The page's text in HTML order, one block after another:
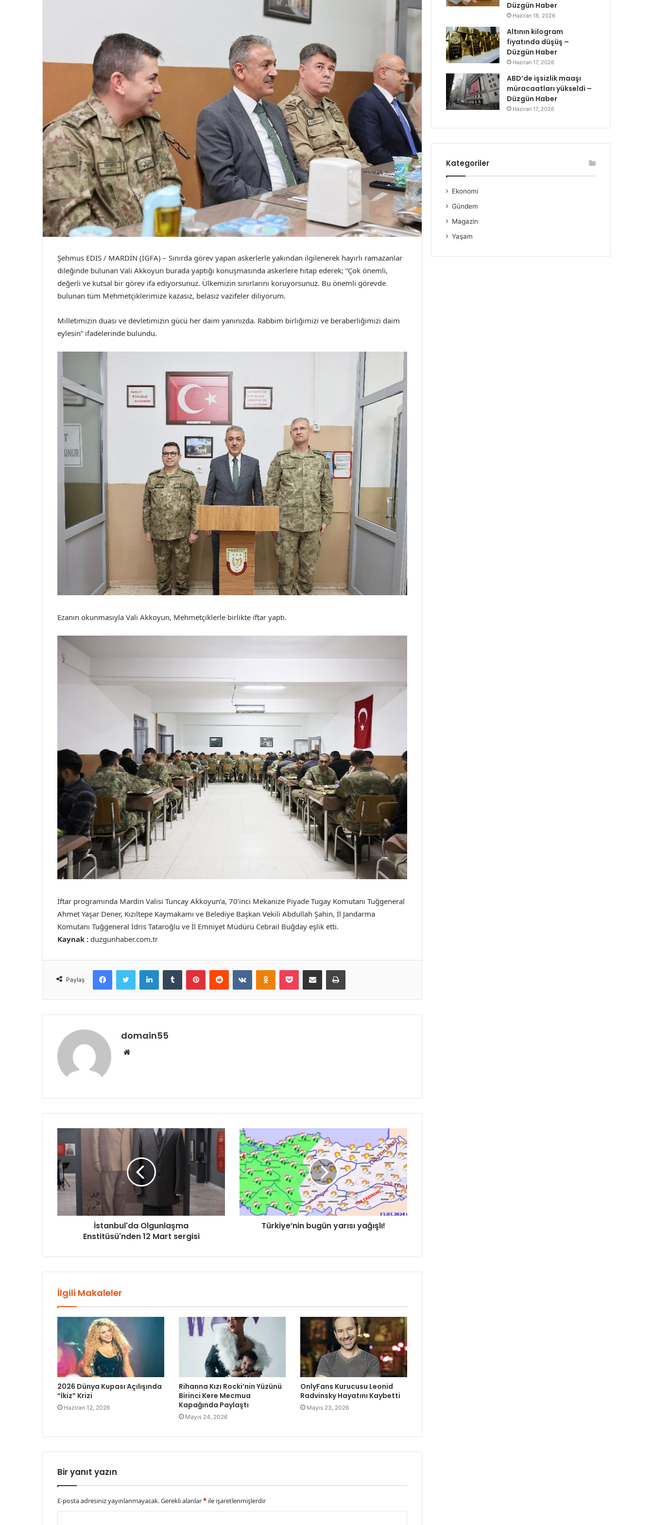
Şehmus EDIS / MARDİN (İGFA) – Sınırda görev yapan askerlerle yakından ilgilenerek hayırlı ramazanlar
dileğinde bulunan Vali Akkoyun burada yaptığı konuşmasında askerlere hitap ederek; “Çok önemli,
değerli ve kutsal bir görev ifa ediyorsunuz. Ülkemizin sınırlarını koruyorsunuz. Bu önemli görevde
bulunan tüm Mehmetçiklerimize kazasız, belasız vazifeler diliyorum.
Milletimizin duası ve devletimizin gücü her daim yanınızda. Rabbim birliğimizi ve beraberliğimizi daim
eylesin” ifadelerinde bulundu.
Ezanın okunmasıyla Vali Akkoyun, Mehmetçiklerle birlikte iftar yaptı.
İftar programında Mardin Valisi Tuncay Akkoyun’a, 70’inci Mekanize Piyade Tugay Komutanı Tuğgeneral
Ahmet Yaşar Dener, Kızıltepe Kaymakamı ve Belediye Başkan Vekili Abdullah Şahin, İl Jandarma
Komutanı Tuğgeneral İdris Tataroğlu ve İl Emniyet Müdürü Cebrail Buğday eşlik etti.
Kaynak : duzgunhaber.com.tr
Paylaş
FacebookTwitter LinkedInTumblr PinterestReddit VKontakteOdnoklassniki
Pocket E-Posta ile paylaş Yazdır
domain55
Web
İstanbul'da Olgunlaşma
Enstitüsü'nden 12 Mart sergisi
Türkiye’nin bugün yarısı yağışlı!
İlgili Makaleler
2026 Dünya Kupası Açılışında
“İkiz” Krizi
Haziran 12, 2026
Rihanna Kızı Rocki’nin Yüzünü
Birinci Kere Mecmua
Kapağında Paylaştı
Mayıs 24, 2026
OnlyFans Kurucusu Leonid
Radvinsky Hayatını Kaybetti
Mayıs 23, 2026
Bir yanıt yazın
E-posta adresiniz yayınlanmayacak.Gerekli alanlar* ile işaretlenmişlerdir
Düzgün Haber
Haziran 18, 2026
Altının kilogram
fiyatında düşüş –
Düzgün Haber
Haziran 17, 2026
ABD’de işsizlik maaşı
müracaatları yükseldi –
Düzgün Haber
Haziran 17, 2026
Kategoriler
Ekonomi
Gündem
Magazin
Yaşam